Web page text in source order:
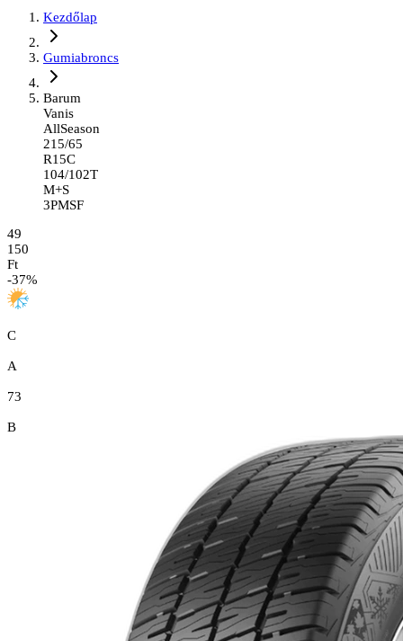
Kezdőlap
Gumiabroncs
Barum
Vanis
AllSeason
215/65
R15C
104/102T
M+S
3PMSF
49
150
Ft
-37%
C
A
73
B